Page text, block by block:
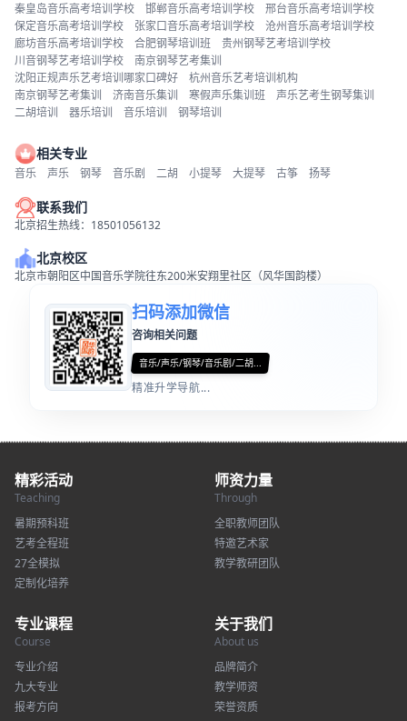
秦皇岛音乐高考培训学校
邯郸音乐高考培训学校
邢台音乐高考培训学校
保定音乐高考培训学校
张家口音乐高考培训学校
沧州音乐高考培训学校
廊坊音乐高考培训学校
合肥钢琴培训班
贵州钢琴艺考培训学校
川音钢琴艺考培训学校
南京钢琴艺考集训
沈阳正规声乐艺考培训哪家口碑好
杭州音乐艺考培训机构
南京钢琴艺考集训
济南音乐集训 寒假声乐集训班
声乐艺考生钢琴集训
二胡培训
器乐培训 音乐培训 钢琴培训
相关专业
音乐 声乐 钢琴 音乐剧 二胡 小提琴 大提琴 古筝 扬琴
联系我们
北京招生热线：18501056132
北京校区
北京市朝阳区中国音乐学院往东200米安翔里社区（风华国韵楼）
扫码添加微信
咨询相关问题
音乐/声乐/钢琴/音乐剧/二胡...
精准升学导航...
精彩活动
Teaching
暑期预科班
艺考全程班
27全模拟
定制化培养
师资力量
Through
全职教师团队
特邀艺术家
教学教研团队
专业课程
Course
专业介绍
九大专业
报考方向
关于我们
About us
品牌简介
教学师资
荣誉资质